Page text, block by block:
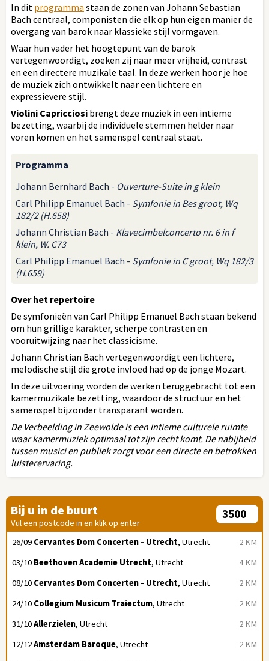
In dit programma staan de zonen van Johann Sebastian
Bach centraal, componisten die elk op hun eigen manier de
overgang van barok naar klassieke stijl vormgaven.
Waar hun vader het hoogtepunt van de barok
vertegenwoordigt, zoeken zij naar meer vrijheid, contrast
en een directere muzikale taal. In deze werken hoor je hoe
de muziek zich ontwikkelt naar een lichtere en
expressievere stijl.
Violini Capricciosi brengt deze muziek in een intieme
bezetting, waarbij de individuele stemmen helder naar
voren komen en het samenspel centraal staat.
Programma
Johann Bernhard Bach - Ouverture-Suite in g klein
Carl Philipp Emanuel Bach - Symfonie in Bes groot, Wq
182/2 (H.658)
Johann Christian Bach - Klavecimbelconcerto nr. 6 in f
klein, W. C73
Carl Philipp Emanuel Bach - Symfonie in C groot, Wq 182/3
(H.659)
Over het repertoire
De symfonieën van Carl Philipp Emanuel Bach staan bekend
om hun grillige karakter, scherpe contrasten en
vooruitwijzing naar het classicisme.
Johann Christian Bach vertegenwoordigt een lichtere,
melodische stijl die grote invloed had op de jonge Mozart.
In deze uitvoering worden de werken teruggebracht tot een
kamermuzikale bezetting, waardoor de structuur en het
samenspel bijzonder transparant worden.
De Verbeelding in Zeewolde is een intieme culturele ruimte
waar kamermuziek optimaal tot zijn recht komt. De nabijheid
tussen musici en publiek zorgt voor een directe en betrokken
luisterervaring.
Bij u in de buurt
Vul een postcode in en klik op enter
2 KM
26/09 Cervantes Dom Concerten - Utrecht, Utrecht
4 KM
03/10 Beethoven Academie Utrecht, Utrecht
2 KM
08/10 Cervantes Dom Concerten - Utrecht, Utrecht
2 KM
24/10 Collegium Musicum Traiectum, Utrecht
2 KM
31/10Allerzielen, Utrecht
2 KM
12/12Amsterdam Baroque, Utrecht